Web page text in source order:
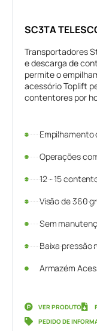
SC3TA
Transportadores
e descarga de
permite o
acessório Toplift
contentores por
Operações
12 - 15
Visão de 360
Sem
Baixa pressão
Armazém
VER PRODUTO
PEDIDO DE